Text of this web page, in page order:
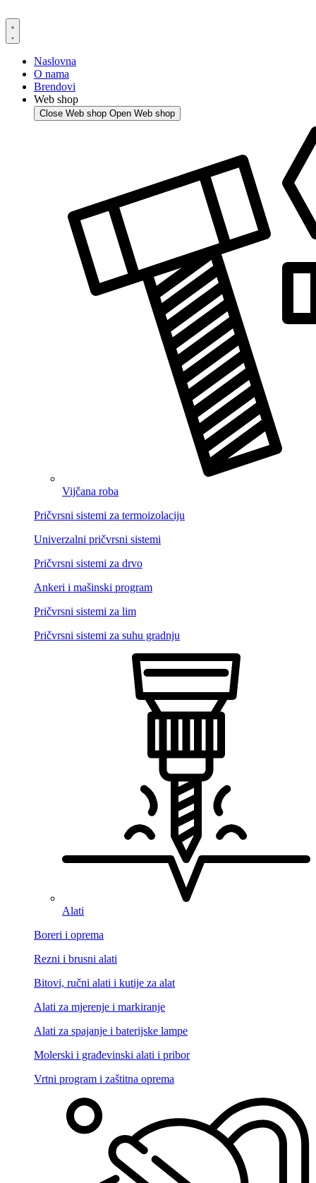
to
content
Naslovna
O nama
Brendovi
Web shop
Close Web shop Open Web shop
Vijčana roba
Pričvrsni sistemi za termoizolaciju
Univerzalni pričvrsni sistemi
Pričvrsni sistemi za drvo
Ankeri i mašinski program
Pričvrsni sistemi za lim
Pričvrsni sistemi za suhu gradnju
Alati
Boreri i oprema
Rezni i brusni alati
Bitovi, ručni alati i kutije za alat
Alati za mjerenje i markiranje
Alati za spajanje i baterijske lampe
Molerski i građevinski alati i pribor
Vrtni program i zaštitna oprema